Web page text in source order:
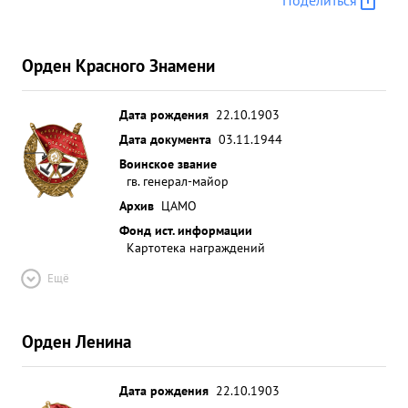
Орден Красного Знамени
Дата рождения 22.10.1903
Дата документа 03.11.1944
Воинское звание
гв. генерал-майор
Архив ЦАМО
Фонд ист. информации
Картотека награждений
Ещё
Орден Ленина
Дата рождения 22.10.1903